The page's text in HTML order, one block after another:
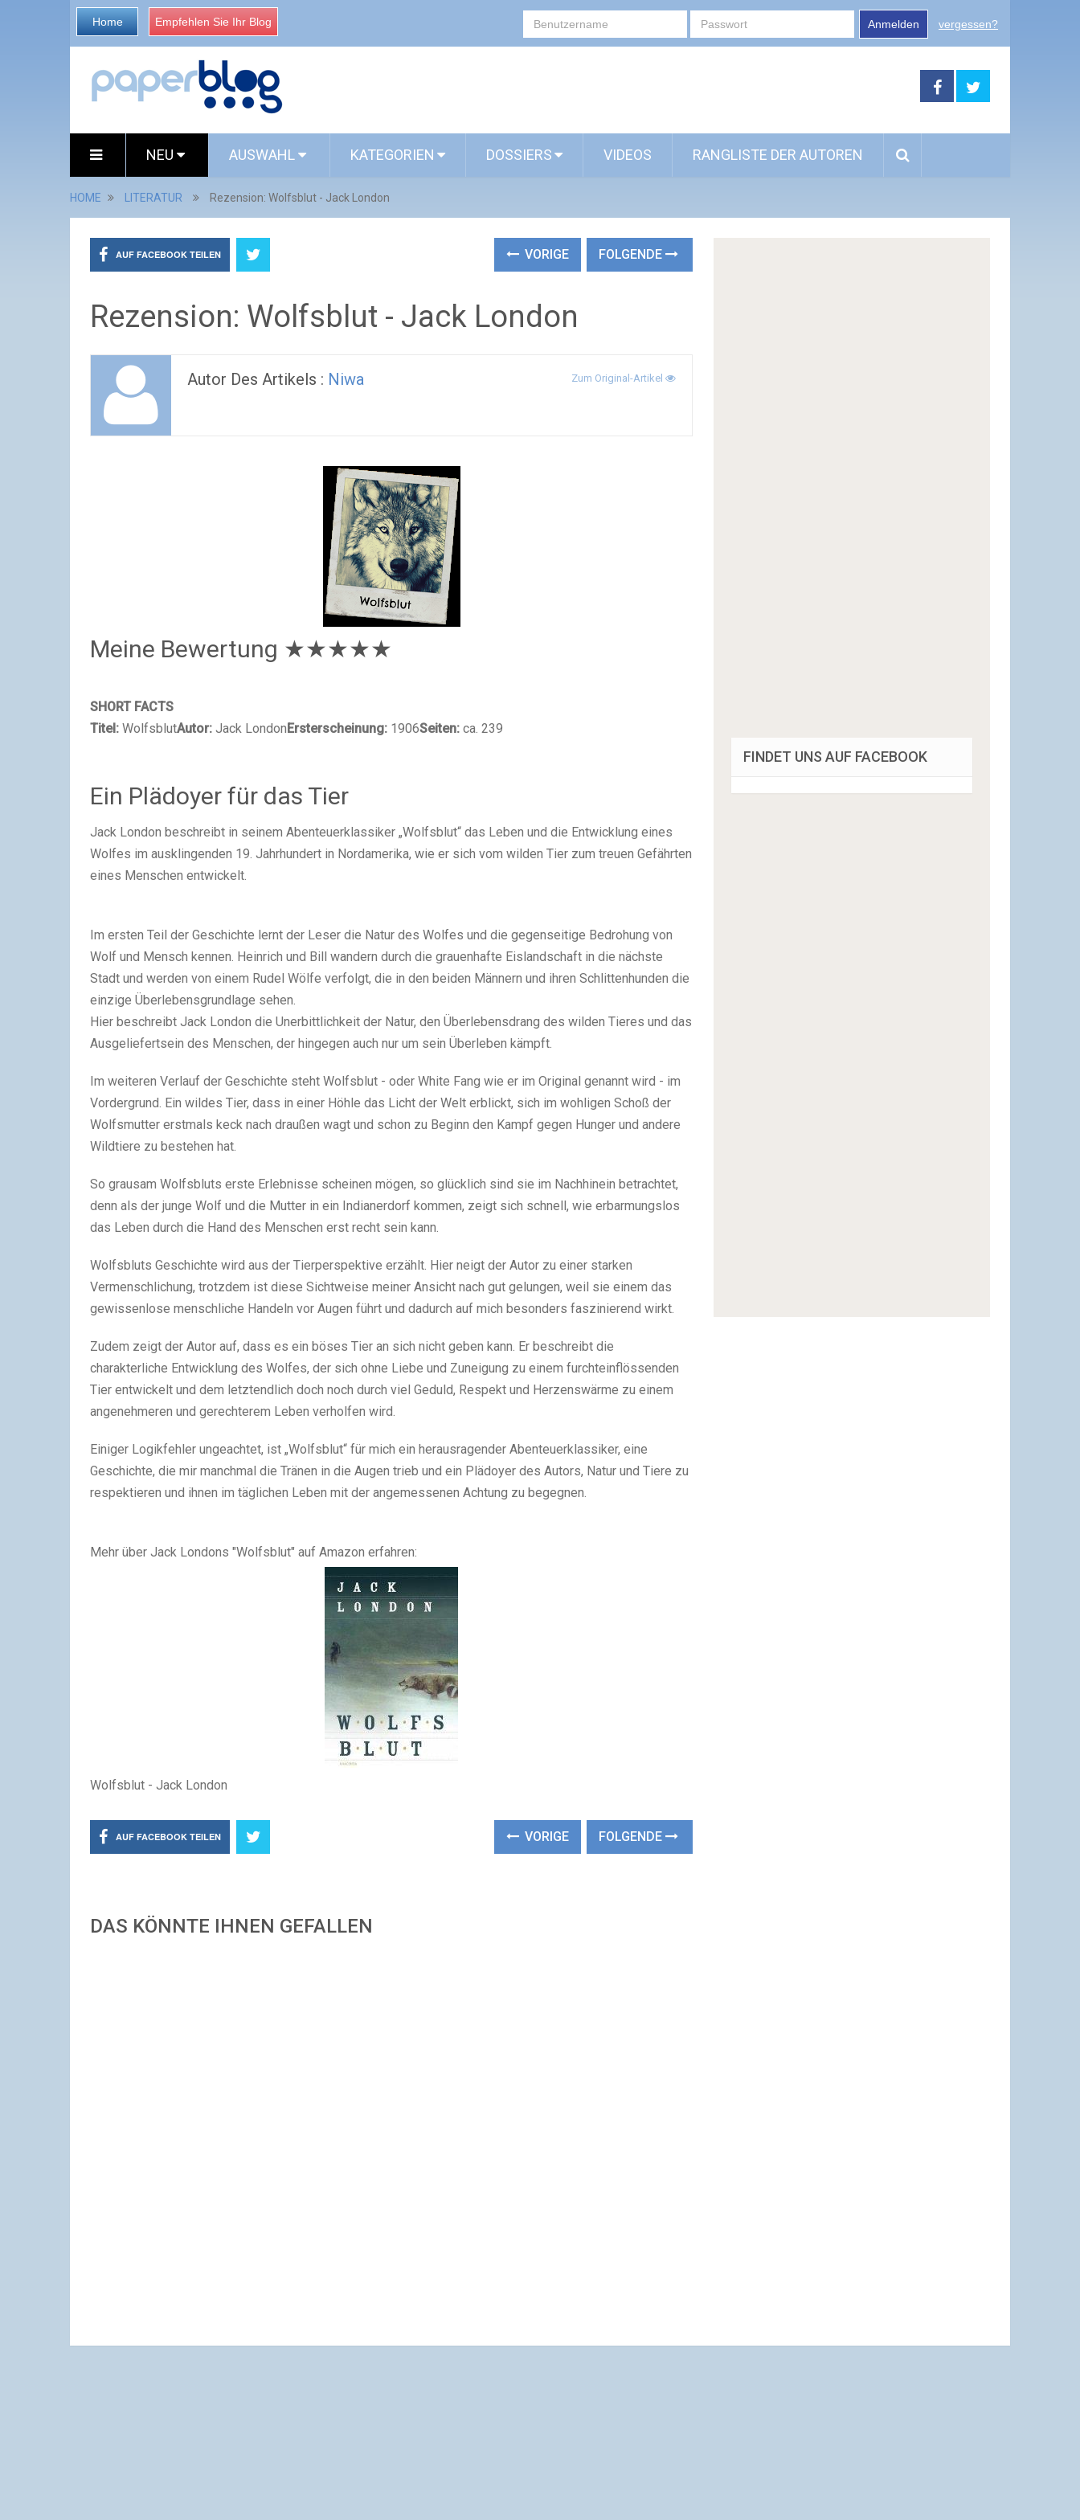
Home Empfehlen Sie Ihr Blog Anmelden vergessen?
NEU AUSWAHL KATEGORIEN DOSSIERS VIDEOS RANGLISTE DER AUTOREN
HOME LITERATUR Rezension: Wolfsblut - Jack London
AUF FACEBOOK TEILEN VORIGE FOLGENDE
Rezension: Wolfsblut - Jack London
Autor Des Artikels : Niwa Zum Original-Artikel
Meine Bewertung ★★★★★
SHORT FACTS
Titel: WolfsblutAutor: Jack LondonErsterscheinung: 1906Seiten: ca. 239
Ein Plädoyer für das Tier
Jack London beschreibt in seinem Abenteuerklassiker „Wolfsblut“ das Leben und die Entwicklung eines
Wolfes im ausklingenden 19. Jahrhundert in Nordamerika, wie er sich vom wilden Tier zum treuen Gefährten
eines Menschen entwickelt.
Im ersten Teil der Geschichte lernt der Leser die Natur des Wolfes und die gegenseitige Bedrohung von
Wolf und Mensch kennen. Heinrich und Bill wandern durch die grauenhafte Eislandschaft in die nächste
Stadt und werden von einem Rudel Wölfe verfolgt, die in den beiden Männern und ihren Schlittenhunden die
einzige Überlebensgrundlage sehen.
Hier beschreibt Jack London die Unerbittlichkeit der Natur, den Überlebensdrang des wilden Tieres und das
Ausgeliefertsein des Menschen, der hingegen auch nur um sein Überleben kämpft.
Im weiteren Verlauf der Geschichte steht Wolfsblut - oder White Fang wie er im Original genannt wird - im
Vordergrund. Ein wildes Tier, dass in einer Höhle das Licht der Welt erblickt, sich im wohligen Schoß der
Wolfsmutter erstmals keck nach draußen wagt und schon zu Beginn den Kampf gegen Hunger und andere
Wildtiere zu bestehen hat.
So grausam Wolfsbluts erste Erlebnisse scheinen mögen, so glücklich sind sie im Nachhinein betrachtet,
denn als der junge Wolf und die Mutter in ein Indianerdorf kommen, zeigt sich schnell, wie erbarmungslos
das Leben durch die Hand des Menschen erst recht sein kann.
Wolfsbluts Geschichte wird aus der Tierperspektive erzählt. Hier neigt der Autor zu einer starken
Vermenschlichung, trotzdem ist diese Sichtweise meiner Ansicht nach gut gelungen, weil sie einem das
gewissenlose menschliche Handeln vor Augen führt und dadurch auf mich besonders faszinierend wirkt.
Zudem zeigt der Autor auf, dass es ein böses Tier an sich nicht geben kann. Er beschreibt die
charakterliche Entwicklung des Wolfes, der sich ohne Liebe und Zuneigung zu einem furchteinflössenden
Tier entwickelt und dem letztendlich doch noch durch viel Geduld, Respekt und Herzenswärme zu einem
angenehmeren und gerechterem Leben verholfen wird.
Einiger Logikfehler ungeachtet, ist „Wolfsblut“ für mich ein herausragender Abenteuerklassiker, eine
Geschichte, die mir manchmal die Tränen in die Augen trieb und ein Plädoyer des Autors, Natur und Tiere zu
respektieren und ihnen im täglichen Leben mit der angemessenen Achtung zu begegnen.
Mehr über Jack Londons "Wolfsblut" auf Amazon erfahren:
Wolfsblut - Jack London
AUF FACEBOOK TEILEN VORIGE FOLGENDE
DAS KÖNNTE IHNEN GEFALLEN
FINDET UNS AUF FACEBOOK